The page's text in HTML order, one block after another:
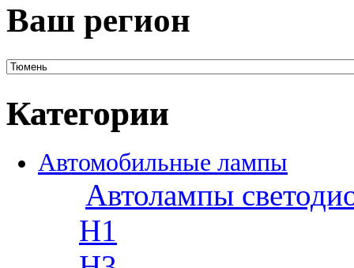
Ваш регион
Категории
Автомобильные лампы
Автолампы
H1